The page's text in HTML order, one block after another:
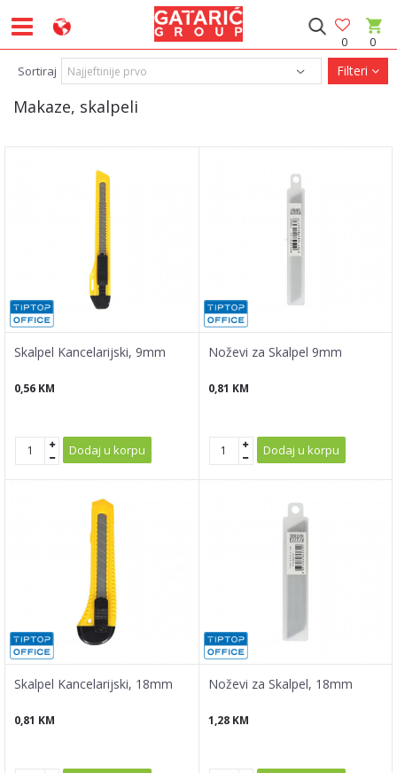
0
0
Makaze, skalpeli
Sortiraj Filteri
Skalpel Kancelarijski, 9mm
0,56 KM
Dodaj u korpu
Noževi za Skalpel 9mm
0,81 KM
Dodaj u korpu
Skalpel Kancelarijski, 18mm
0,81 KM
Noževi za Skalpel, 18mm
1,28 KM